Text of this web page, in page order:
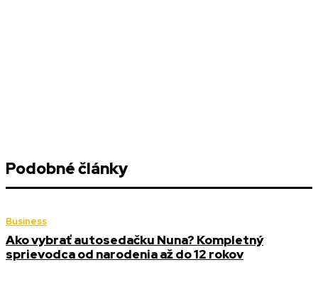
Podobné články
Business
Ako vybrať autosedačku Nuna? Kompletný
sprievodca od narodenia až do 12 rokov